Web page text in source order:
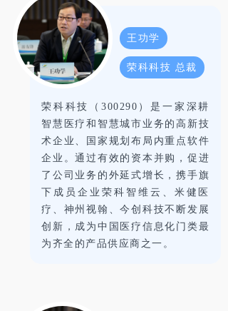
王功学
荣科科技 总裁
荣科科技（300290）是一家深耕
智慧医疗和智慧城市业务的高新技
术企业、国家规划布局内重点软件
企业。通过有效的资本并购，促进
了公司业务的外延式增长，携手旗
下成员企业荣科智维云、米健医
疗、神州视翰、今创科技不断发展
创新，成为中国医疗信息化门类最
为齐全的产品供应商之一。